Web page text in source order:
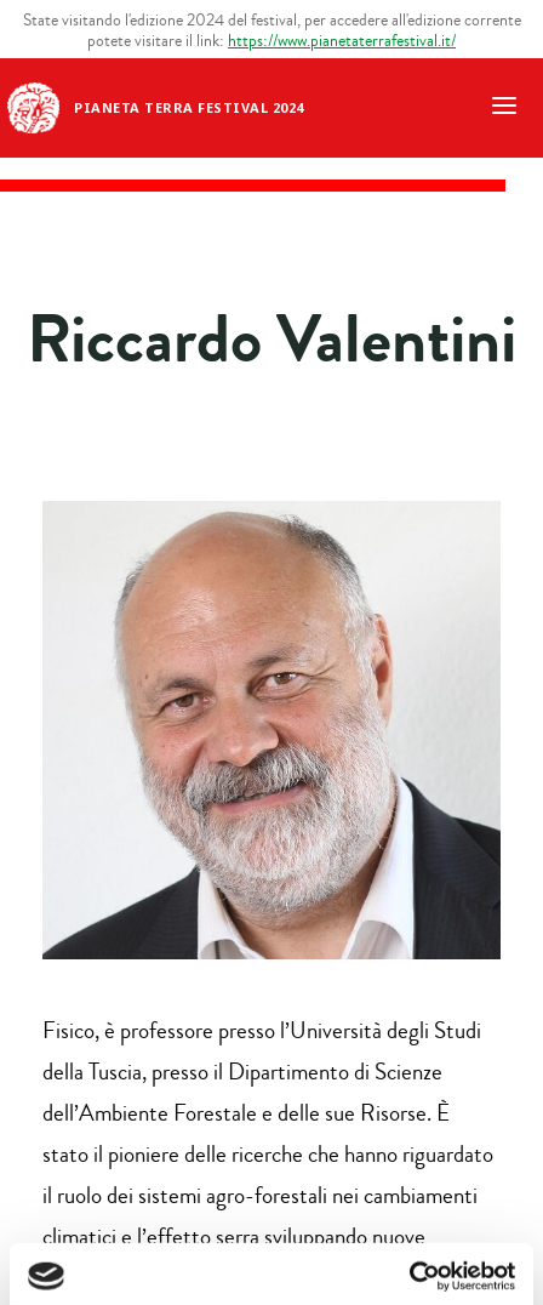
PIANETA TERRA FESTIVAL 2024
State visitando l'edizione 2024 del festival, per accedere all'edizione corrente
potete visitare il link: https://www.pianetaterrafestival.it/
Riccardo Valentini
Fisico, è professore presso l’Università degli Studi
della Tuscia, presso il Dipartimento di Scienze
dell’Ambiente Forestale e delle sue Risorse. È
stato il pioniere delle ricerche che hanno riguardato
il ruolo dei sistemi agro-forestali nei cambiamenti
climatici e l’effetto serra sviluppando nuove
tecnologie di misura dell’assorbimento di anidride